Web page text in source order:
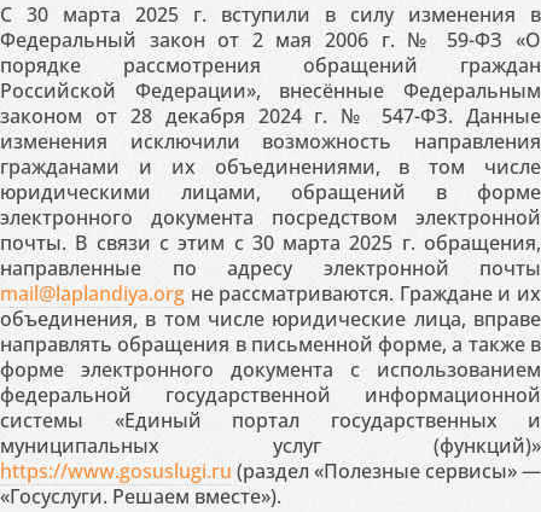
С 30 марта 2025 г. вступили в силу изменения в
Федеральный закон от 2 мая 2006 г. № 59-ФЗ «О
порядке рассмотрения обращений граждан
Российской Федерации», внесённые Федеральным
законом от 28 декабря 2024 г. № 547-ФЗ. Данные
изменения исключили возможность направления
гражданами и их объединениями, в том числе
юридическими лицами, обращений в форме
электронного документа посредством электронной
почты. В связи с этим с 30 марта 2025 г. обращения,
направленные по адресу электронной почты
mail@laplandiya.org не рассматриваются. Граждане и их
объединения, в том числе юридические лица, вправе
направлять обращения в письменной форме, а также в
форме электронного документа с использованием
федеральной государственной информационной
системы «Единый портал государственных и
муниципальных услуг (функций)»
https://www.gosuslugi.ru (раздел «Полезные сервисы» —
«Госуслуги. Решаем вместе»).